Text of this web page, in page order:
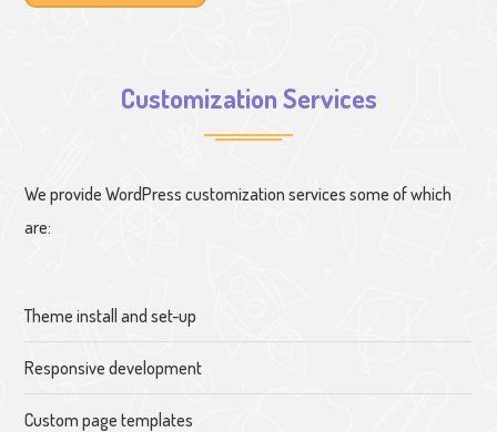
Customization Services
We provide WordPress customization services some of which
are:
Theme install and set-up
Responsive development
Custom page templates